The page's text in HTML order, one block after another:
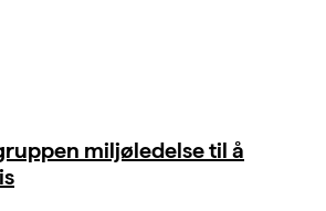
miljøledelse til å